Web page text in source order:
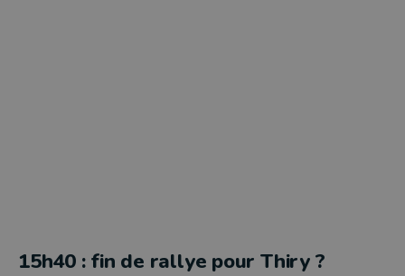
15h40 : fin de rallye pour Thiry ?